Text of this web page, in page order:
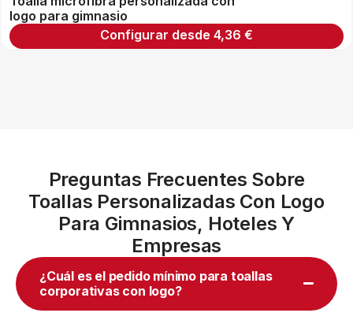
logo para gimnasio
Configurar desde 4,36 €
Preguntas Frecuentes Sobre
Toallas Personalizadas Con Logo
Para Gimnasios, Hoteles Y
Empresas
¿Cuál es el pedido mínimo para toallas
corporativas con logo?